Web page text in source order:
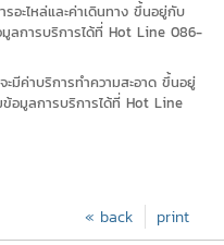
อะไหล่และค่าเดินทาง ขึ้นอยู่กับ
ลการบริการได้ที่ Hot Line 086-
มีค่าบริการทำความสะอาด ขึ้นอยู่
อมูลการบริการได้ที่ Hot Line
print
« back